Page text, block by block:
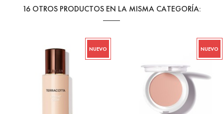
16 OTROS PRODUCTOS EN LA MISMA CATEGORÍA:
NUEVO NUEVO